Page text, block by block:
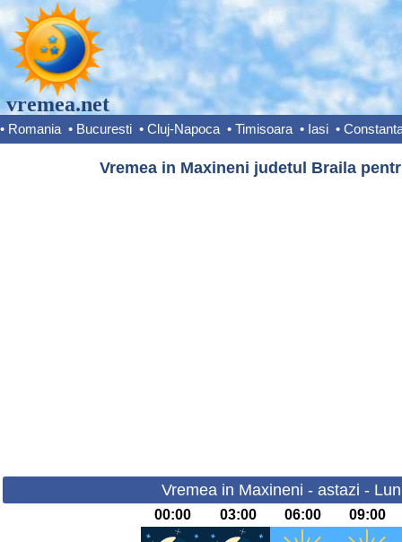
vremea.net
• Romania • Bucuresti • Cluj-Napoca • Timisoara • Iasi •
Vremea in Maxineni judetul Braila
Vremea in Maxineni - astazi -
00:00 03:00 06:00 09:00